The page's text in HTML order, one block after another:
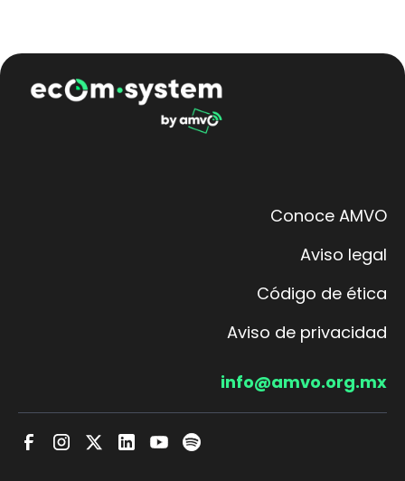
Conoce AMVO
Aviso legal
Código de ética
Aviso de privacidad
info@amvo.org.mx